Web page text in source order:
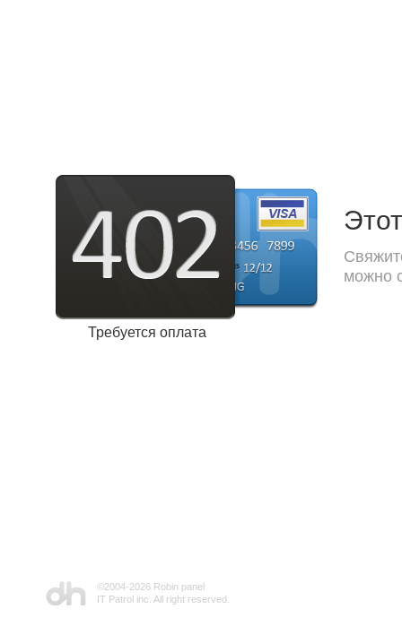
Требуется оплата
можно
©2004-2026 Robin panel
IT Patrol inc. All right reserved.